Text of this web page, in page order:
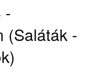
-
(Saláták -